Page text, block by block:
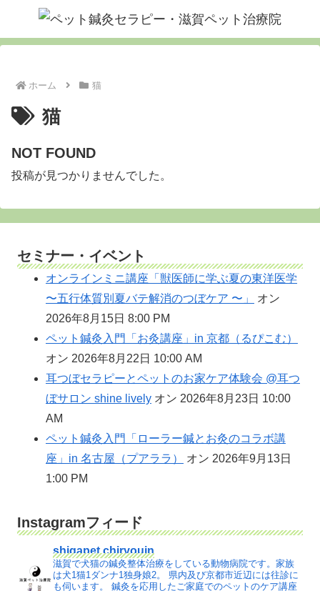
ホーム 猫
猫
NOT FOUND
投稿が見つかりませんでした。
セミナー・イベント
オンラインミニ講座「獣医師に学ぶ夏の東洋医学
〜五行体質別夏バテ解消のつぼケア 〜」
オン
2026年8月15日 8:00 PM
ペット鍼灸入門「お灸講座」in 京都（るぴこむ）
オン 2026年8月22日 10:00 AM
耳つぼセラピーとペットのお家ケア体験会 @耳つ
ぼサロン shine lively オン 2026年8月23日 10:00
AM
ペット鍼灸入門「ローラー鍼とお灸のコラボ講
座」in 名古屋（プアララ）
オン 2026年9月13日
1:00 PM
Instagramフィード
shigapet.chiryouin
滋賀で犬猫の鍼灸整体治療をしている動物病院です。家族
は犬1猫1ダンナ1独身娘2。
県内及び京都市近辺には往診に
も伺います。
鍼灸を応用したご家庭でのペットのケア講座